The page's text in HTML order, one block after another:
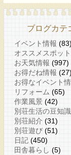
ブログカテ
イベント情報 (83)
オススメスポット
お天気情報 (997)
お得だね情報 (27)
お得なイベント
リフォーム (65)
作業風景 (42)
別荘生活の豆知識
別荘紹介 (31)
別荘遊び (51)
日記 (450)
田舎暮らし (5)